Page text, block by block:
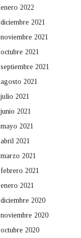
enero 2022
diciembre 2021
noviembre 2021
octubre 2021
septiembre 2021
agosto 2021
julio 2021
junio 2021
mayo 2021
abril 2021
marzo 2021
febrero 2021
enero 2021
diciembre 2020
noviembre 2020
octubre 2020